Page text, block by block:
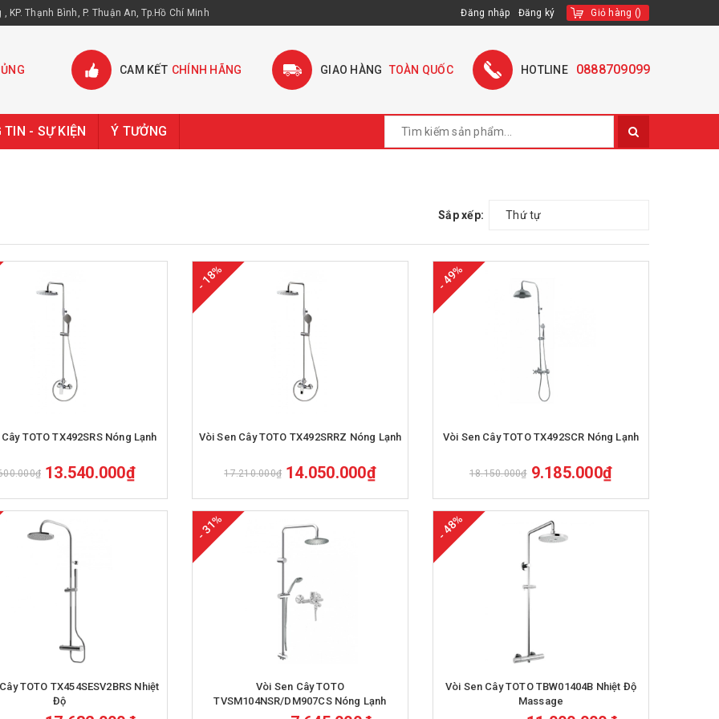
KP. Thạnh Bình, P. Thuận An, Tp.Hồ Chí Minh Đăng nhập Đăng ký Giỏ hàng ()
CAM KẾT CHÍNH HÃNG GIAO HÀNG TOÀN QUỐC HOTLINE 0888709099
TIN - SỰ KIỆN Ý TƯỞNG
Sắp xếp: Thứ tự
TOTO TX492SRS Nóng Lạnh
13.540.000₫
- 18%
Vòi Sen Cây TOTO TX492SRRZ Nóng Lạnh
17.210.000₫ 14.050.000₫
- 49%
Vòi Sen Cây TOTO TX492SCR Nóng Lạnh
18.150.000₫ 9.185.000₫
TOTO TX454SESV2BRS Nhiệt
Độ
- 31%
Vòi Sen Cây TOTO
TVSM104NSR/DM907CS Nóng Lạnh
- 48%
Vòi Sen Cây TOTO TBW01404B Nhiệt Độ
Massage